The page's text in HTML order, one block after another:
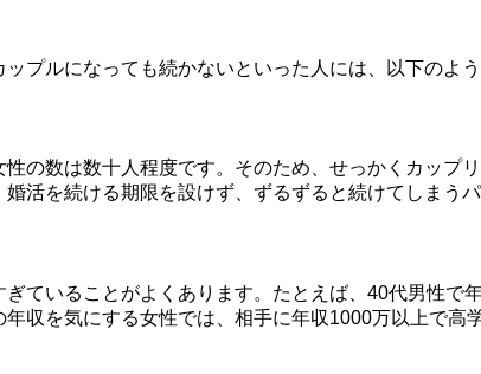
プルになっても続かないといった人には、以下のよう
の数は数十人程度です。そのため、せっかくカップ
婚活を続ける期限を設けず、ずるずると続けてしまう
ていること がよくあります。たとえば、40代男性で
収を気にする女性では、相手に年収1000万以上で